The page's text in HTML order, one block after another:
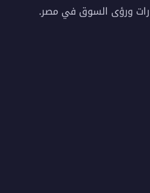
ورؤى السوق في مصر.